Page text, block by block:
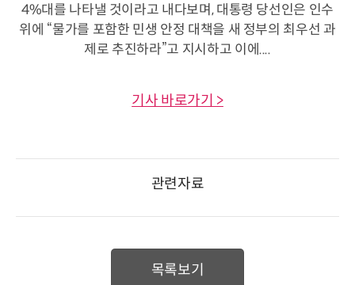
4%대를 나타낼 것이라고 내다보며, 대통령 당선인은 인수
위에 “물가를 포함한 민생 안정 대책을 새 정부의 최우선 과
제로 추진하라”고 지시하고 이에....
기사 바로가기 >
관련자료
목록보기